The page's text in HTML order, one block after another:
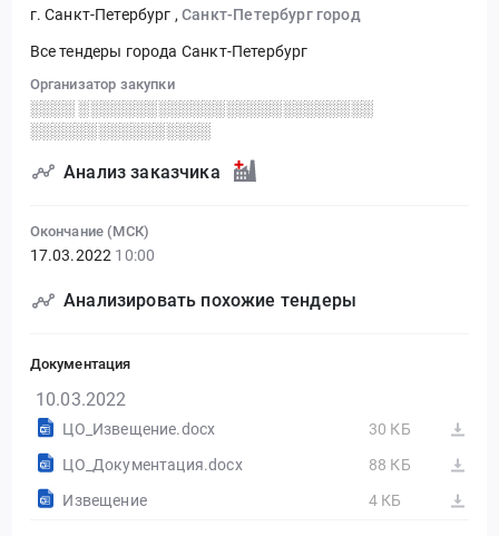
г. Санкт-Петербург ,Санкт-Петербург город
Все тендеры города Санкт-Петербург
Организатор закупки
░░░░ ░░░░░░░░░░░░░░░░░░░░░░░░░░
░░░░░░░░░░░░░░░░
Анализ заказчика
Окончание (МСК)
17.03.2022 10:00
Анализировать похожие тендеры
Документация
10.03.2022
ЦО_Извещение.docx
30 КБ
ЦО_Документация.docx
88 КБ
Извещение
4 КБ